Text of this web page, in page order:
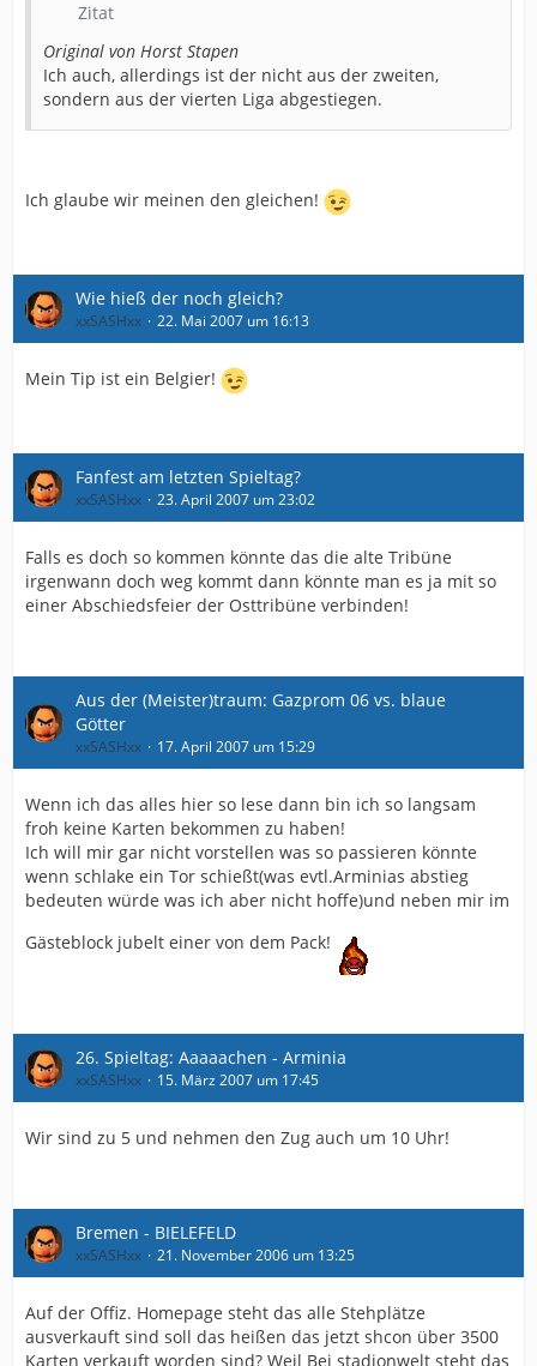
Zitat
Original von Horst Stapen
Ich auch, allerdings ist der nicht aus der zweiten,
sondern aus der vierten Liga abgestiegen.
Ich glaube wir meinen den gleichen!
Wie hieß der noch gleich?
xxSASHxx 22. Mai 2007 um 16:13
Mein Tip ist ein Belgier!
Fanfest am letzten Spieltag?
xxSASHxx 23. April 2007 um 23:02
Falls es doch so kommen könnte das die alte Tribüne
irgenwann doch weg kommt dann könnte man es ja mit so
einer Abschiedsfeier der Osttribüne verbinden!
Aus der (Meister)traum: Gazprom 06 vs. blaue
Götter
xxSASHxx 17. April 2007 um 15:29
Wenn ich das alles hier so lese dann bin ich so langsam
froh keine Karten bekommen zu haben!
Ich will mir gar nicht vorstellen was so passieren könnte
wenn schlake ein Tor schießt(was evtl.Arminias abstieg
bedeuten würde was ich aber nicht hoffe)und neben mir im
Gästeblock jubelt einer von dem Pack!
26. Spieltag: Aaaaachen - Arminia
xxSASHxx 15. März 2007 um 17:45
Wir sind zu 5 und nehmen den Zug auch um 10 Uhr!
Bremen - BIELEFELD
xxSASHxx 21. November 2006 um 13:25
Auf der Offiz. Homepage steht das alle Stehplätze
ausverkauft sind soll das heißen das jetzt shcon über 3500
Karten verkauft worden sind? Weil Bei stadionwelt steht das